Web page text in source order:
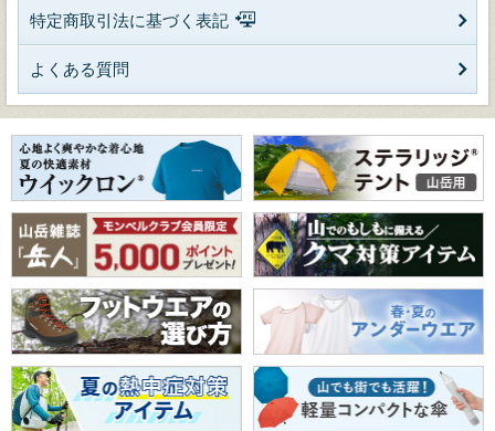
特定商取引法に基づく表記
よくある質問